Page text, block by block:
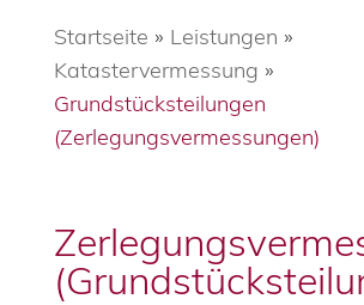
Startseite » Leistungen »
Katastervermessung »
Grundstücksteilungen
(Zerlegungsvermessungen)